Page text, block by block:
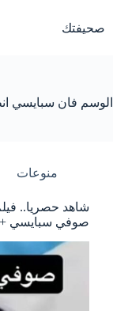
المحتوى
صحيفتك
الوسم فان سبايسي
منوعات
شاهد حصريا..
صوفي سبايسي +18 كامل مجانا